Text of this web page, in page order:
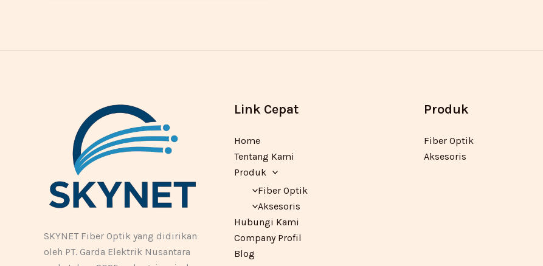
SKYNET Fiber Optik yang didirikan
oleh PT. Garda Elektrik Nusantara
Link Cepat
Home
Tentang Kami
Produk
Fiber Optik
Aksesoris
Hubungi Kami
Company Profil
Blog
Produk
Fiber Optik
Aksesoris